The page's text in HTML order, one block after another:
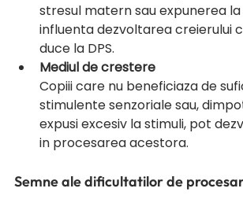
stresul matern sau expunerea
influenta dezvoltarea creierului
duce la DPS.
Mediul de crestere
Copiii care nu beneficiaza de
stimulente senzoriale sau,
expusi excesiv la stimuli, pot
in procesarea acestora.
Semne ale dificultatilor de